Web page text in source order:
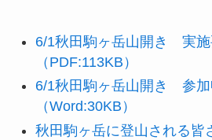
6/1秋田駒ヶ岳山開き 実
（PDF:113KB）
6/1秋田駒ヶ岳山開き 参加
（Word:30KB）
秋田駒ヶ岳に登山される皆